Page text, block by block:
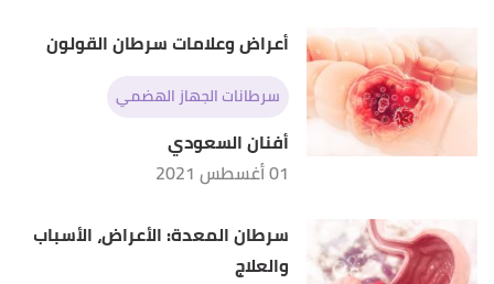
أعراض وعلامات سرطان القولون
سرطانات الجهاز الهضمي
أفنان السعودي
01 أغسطس 2021
سرطان المعدة: الأعراض، الأسباب
والعلاج